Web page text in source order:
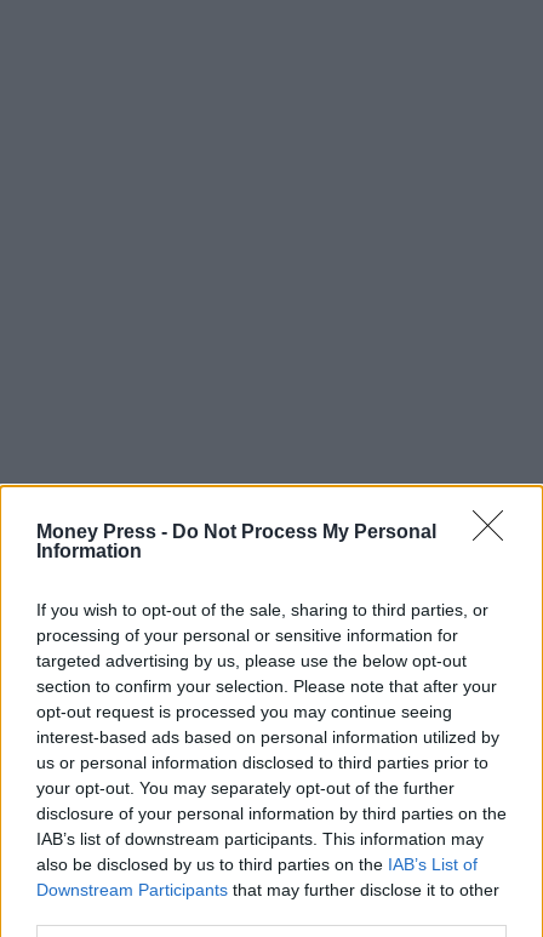
Money Press - Do Not Process My Personal
Information
If you wish to opt-out of the sale, sharing to third parties, or
processing of your personal or sensitive information for
targeted advertising by us, please use the below opt-out
section to confirm your selection. Please note that after your
opt-out request is processed you may continue seeing
interest-based ads based on personal information utilized by
us or personal information disclosed to third parties prior to
your opt-out. You may separately opt-out of the further
disclosure of your personal information by third parties on the
IAB’s list of downstream participants. This information may
also be disclosed by us to third parties on the IAB’s List of
Downstream Participants that may further disclose it to other